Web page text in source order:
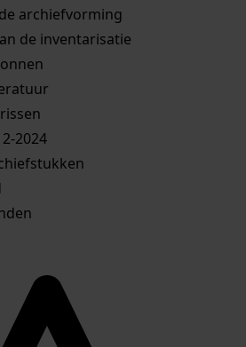
archiefvorming
de inventarisatie
2024